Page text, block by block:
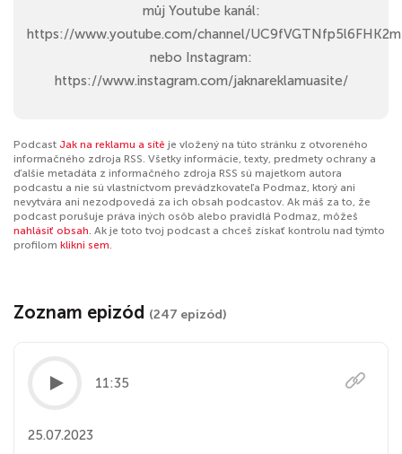
můj Youtube kanál:
https://www.youtube.com/channel/
nebo Instagram:
https://www.instagram.com/jaknareklamuasite/
Podcast Jak na reklamu a sítě je vložený na túto stránku z otvoreného
informačného zdroja RSS. Všetky informácie, texty, predmety ochrany a
ďalšie metadáta z informačného zdroja RSS sú majetkom autora
podcastu a nie sú vlastníctvom prevádzkovateľa Podmaz, ktorý ani
nevytvára ani nezodpovedá za ich obsah podcastov. Ak máš za to, že
podcast porušuje práva iných osôb alebo pravidlá Podmaz, môžeš
nahlásiť obsah. Ak je toto tvoj podcast a chceš získať kontrolu nad týmto
profilom klikni sem.
Zoznam epizód (247 epizód)
11:35
25.07.2023